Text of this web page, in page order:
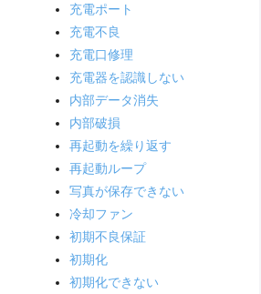
充電ポート
充電不良
充電口修理
充電器を認識しない
内部データ消失
内部破損
再起動を繰り返す
再起動ループ
写真が保存できない
冷却ファン
初期不良保証
初期化
初期化できない